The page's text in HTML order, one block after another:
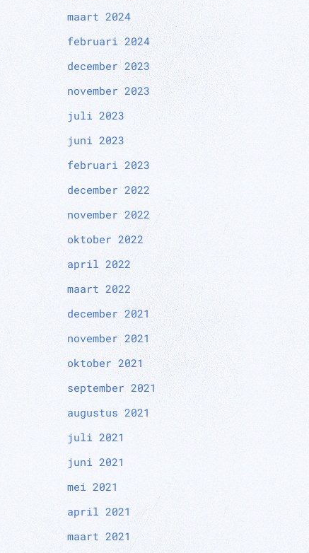
maart 2024
februari 2024
december 2023
november 2023
juli 2023
juni 2023
februari 2023
december 2022
november 2022
oktober 2022
april 2022
maart 2022
december 2021
november 2021
oktober 2021
september 2021
augustus 2021
juli 2021
juni 2021
mei 2021
april 2021
maart 2021